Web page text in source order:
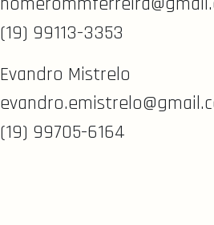
(19) 99113-3353
Evandro Mistrelo
(19) 99705-6164